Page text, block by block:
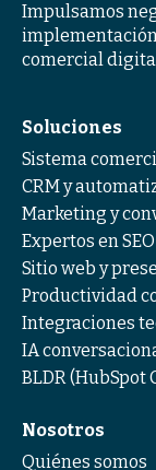
Impulsamos
comercial
Soluciones
Sistema
CRM y
Marketing y
Expertos en SEO
Sitio web y
Productividad
Integraciones
IA
BLDR (HubSpot
Nosotros
Quiénes somos